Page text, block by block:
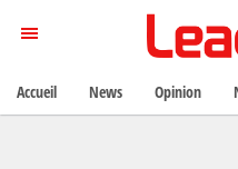
Accueil News Opinion